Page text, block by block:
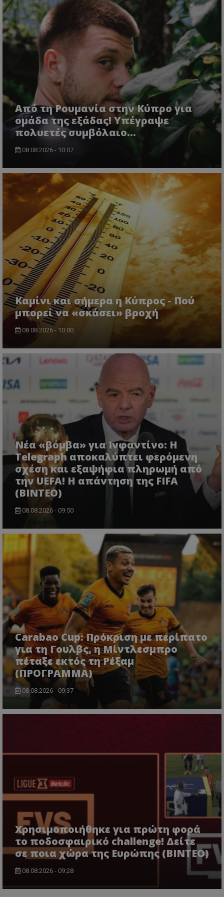
Από τη Ρουμανία στην Κύπρο για
ομάδα της εξάδας! Υπέγραψε
πολυετές συμβόλαιο...
08.08.2026 - 10:07
Καμίνι και σήμερα η Κύπρος - Πού
μπορεί να «σκάσει» βροχή
08.08.2026 - 10:00
Νέα «βόμβα» για Ινφαντίνο: Η
Telegraph αποκαλύπτει φερόμενη
σχέση και εξαψήφια πληρωμή από
την UEFA! Η απάντηση της FIFA
(ΒΙΝΤΕΟ)
08.08.2026 - 09:50
Carabao Cup: Πρόκριση με περίπατο
για τη Γουλβς, η Μίντλεσμπρο
πέταξε εκτός τη Ρέξαμ
(ΠΡΟΓΡΑΜΜΑ)
08.08.2026 - 09:37
Χρησιμοποιήθηκε για πρώτη φορά
το ποδοσφαιρικό challenge! Δείτε
σε ποια χώρα της Ευρώπης (ΒΙΝΤΕΟ)
08.08.2026 - 09:28